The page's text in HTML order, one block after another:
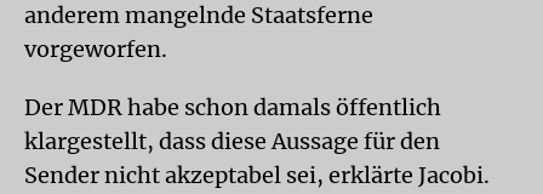
anderem mangelnde Staatsferne
vorgeworfen.
Der MDR habe schon damals öffentlich
klargestellt, dass diese Aussage für den
Sender nicht akzeptabel sei, erklärte Jacobi.